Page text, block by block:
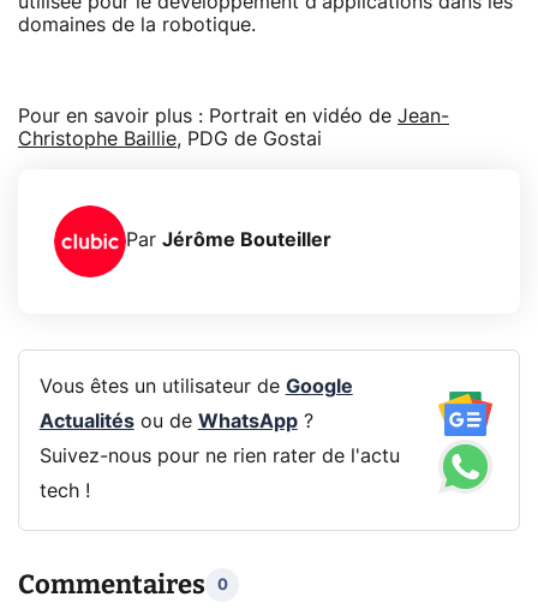
domaines de la robotique.
Pour en savoir plus : Portrait en vidéo de Jean-
Christophe Baillie, PDG de Gostai
Par Jérôme Bouteiller
Vous êtes un utilisateur de Google
Actualitésou de WhatsApp?
Suivez-nous pour ne rien rater de l'actu
tech !
Commentaires 0